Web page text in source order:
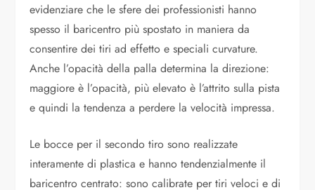
evidenziare che le sfere dei professionisti hanno
spesso il baricentro più spostato in maniera da
consentire dei tiri ad effetto e speciali curvature.
Anche l’opacità della palla determina la direzione:
maggiore è l’opacità, più elevato è l’attrito sulla pista
e quindi la tendenza a perdere la velocità impressa.
Le bocce per il secondo tiro sono realizzate
interamente di plastica e hanno tendenzialmente il
baricentro centrato: sono calibrate per tiri veloci e di